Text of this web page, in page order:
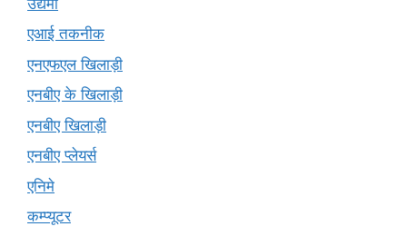
एआई तकनीक
एनएफएल खिलाड़ी
एनबीए के खिलाड़ी
एनबीए खिलाड़ी
एनबीए प्लेयर्स
एनिमे
कम्प्यूटर